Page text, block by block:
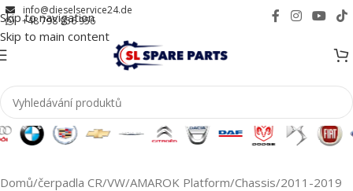
Skip to navigation
Skip to main content
info@dieselservice24.de
+48 798 956 956
Domů/čerpadla CR/VW/AMAROK Platform/Chassis/2011-2019